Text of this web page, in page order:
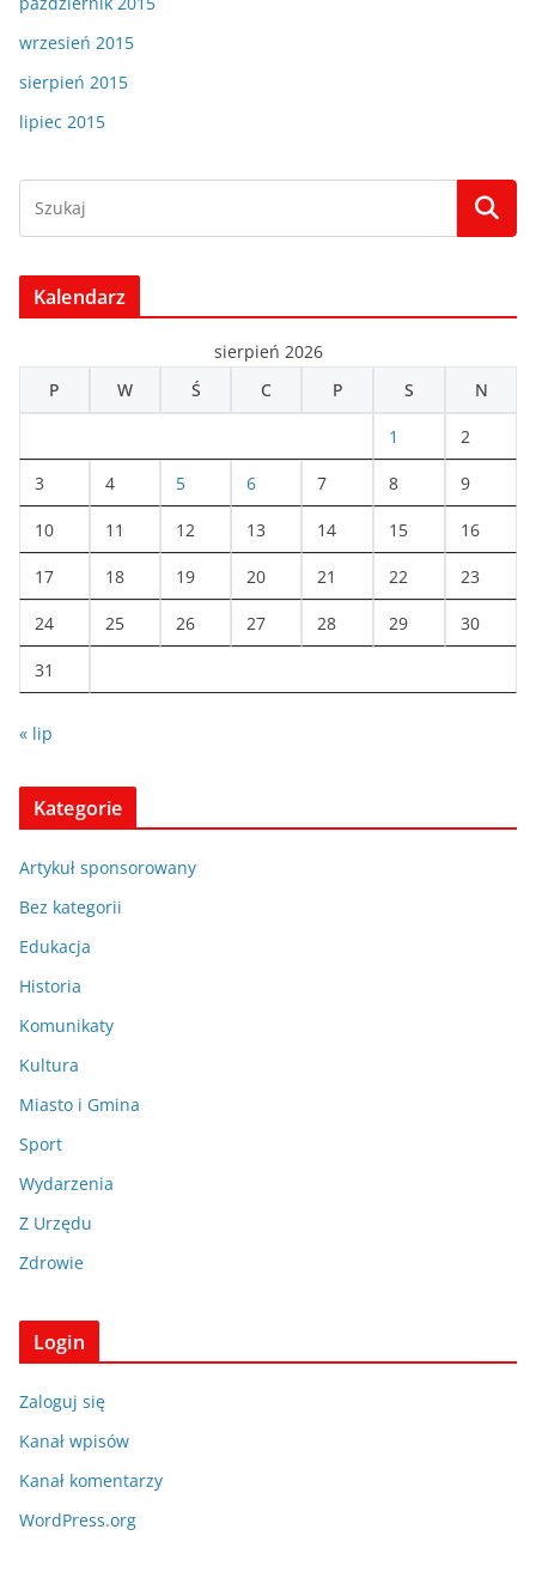
wrzesień 2015
sierpień 2015
lipiec 2015
Kalendarz
sierpień 2026
P
W Ś C P S N
1 2
3 4 5 6 7 8 9
10 11 12 13 14 15 16
17 18 19 20 21 22 23
24 25 26 27 28 29 30
31
« lip
Kategorie
Artykuł sponsorowany
Bez kategorii
Edukacja
Historia
Komunikaty
Kultura
Miasto i Gmina
Sport
Wydarzenia
Z Urzędu
Zdrowie
Login
Zaloguj się
Kanał wpisów
Kanał komentarzy
WordPress.org